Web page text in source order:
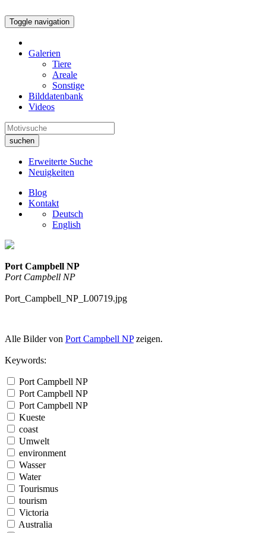
Toggle navigation
Galerien
Tiere
Areale
Sonstige
Bilddatenbank
Videos
suchen
Erweiterte Suche
Neuigkeiten
Blog
Kontakt
Deutsch
English
Port Campbell NP
Port Campbell NP
Port_Campbell_NP_L00719.jpg
Alle Bilder von Port Campbell NPzeigen.
Keywords:
Port Campbell NP
Port Campbell NP
Port Campbell NP
Kueste
coast
Umwelt
environment
Wasser
Water
Tourismus
tourism
Victoria
Australia